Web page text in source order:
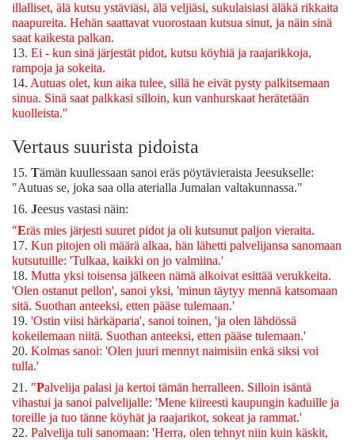
illalliset, älä kutsu ystäviäsi, älä veljiäsi, sukulaisiasi äläkä rikkaita
naapureita. Hehän saattavat vuorostaan kutsua sinut, ja näin sinä
saat kaikesta palkan.
13. Ei - kun sinä järjestät pidot, kutsu köyhiä ja raajarikkoja,
rampoja ja sokeita.
14. Autuas olet, kun aika tulee, sillä he eivät pysty palkitsemaan
sinua. Sinä saat palkkasi silloin, kun vanhurskaat herätetään
kuolleista."
Vertaus suurista pidoista
15. Tämän kuullessaan sanoi eräs pöytävieraista Jeesukselle:
"Autuas se, joka saa olla aterialla Jumalan valtakunnassa."
16. Jeesus vastasi näin:
"Eräs mies järjesti suuret pidot ja oli kutsunut paljon vieraita.
17. Kun pitojen oli määrä alkaa, hän lähetti palvelijansa sanomaan
kutsutuille: 'Tulkaa, kaikki on jo valmiina.'
18. Mutta yksi toisensa jälkeen nämä alkoivat esittää verukkeita.
'Olen ostanut pellon', sanoi yksi, 'minun täytyy mennä katsomaan
sitä. Suothan anteeksi, etten pääse tulemaan.'
19. 'Ostin viisi härkäparia', sanoi toinen, 'ja olen lähdössä
kokeilemaan niitä. Suothan anteeksi, etten pääse tulemaan.'
20. Kolmas sanoi: 'Olen juuri mennyt naimisiin enkä siksi voi
tulla.'
21. "Palvelija palasi ja kertoi tämän herralleen. Silloin isäntä
vihastui ja sanoi palvelijalle: 'Mene kiireesti kaupungin kaduille ja
toreille ja tuo tänne köyhät ja raajarikot, sokeat ja rammat.'
22. Palvelija tuli sanomaan: 'Herra, olen tehnyt niin kuin käskit,